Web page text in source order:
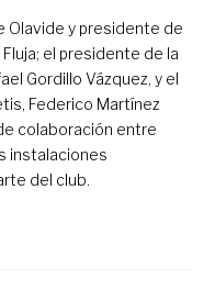
Olavide y presidente de
el presidente de la
Gordillo Vázquez, y el
Federico Martínez
colaboración entre
instalaciones
del club.